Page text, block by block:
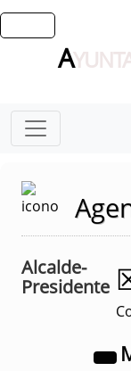
A
Alcalde-
Presidente